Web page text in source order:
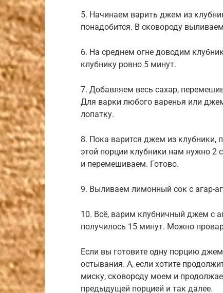
5. Начинаем варить джем из
понадобится. В сковороду
6. На среднем огне доводим
клубнику ровно 5 минут.
7. Добавляем весь сахар,
Для варки любого варенья или
лопатку.
8. Пока варится джем из
этой порции клубники нам нужно 2
и перемешиваем. Готово.
9. Выливаем лимонный сок с агар-
10. Всё, варим клубничный джем с
получилось 15 минут. Можно
Если вы готовите одну порцию
остывания. А, если хотите
миску, сковороду моем и
предыдущей порцией и так далее.